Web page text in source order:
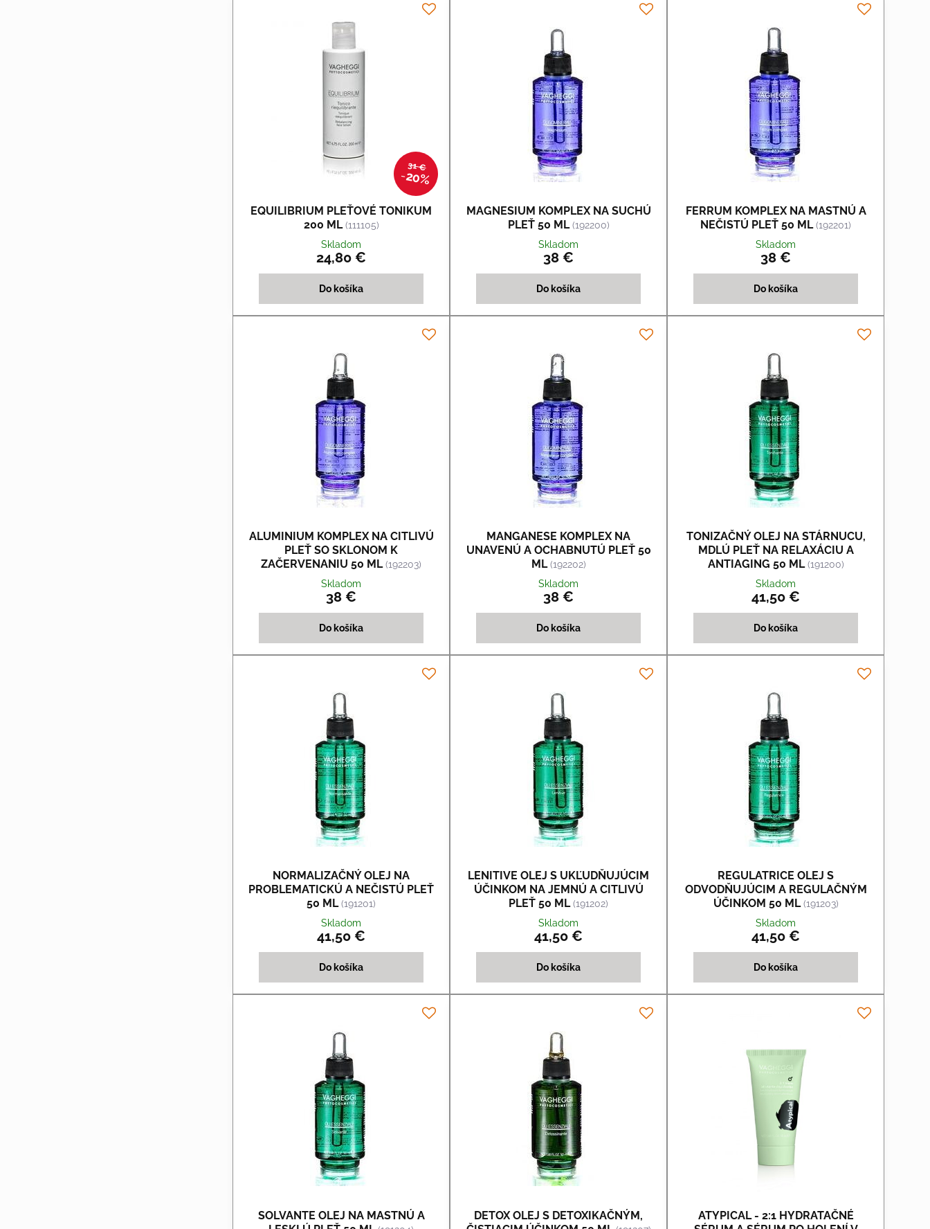
31 €
20%
EQUILIBRIUM PLEŤOVÉ TONIKUM
200 ML (111105)
Skladom
24,80 €
Do košíka
MAGNESIUM KOMPLEX NA SUCHÚ
PLEŤ 50 ML (192200)
Skladom
38 €
Do košíka
FERRUM KOMPLEX NA MASTNÚ A
NEČISTÚ PLEŤ 50 ML (192201)
Skladom
38 €
Do košíka
ALUMINIUM KOMPLEX NA CITLIVÚ
PLEŤ SO SKLONOM K
ZAČERVENANIU 50 ML (192203)
Skladom
38 €
Do košíka
MANGANESE KOMPLEX NA
UNAVENÚ A OCHABNUTÚ PLEŤ 50
ML (192202)
Skladom
38 €
Do košíka
TONIZAČNÝ OLEJ NA STÁRNUCU,
MDLÚ PLEŤ NA RELAXÁCIU A
ANTIAGING 50 ML (191200)
Skladom
41,50 €
Do košíka
NORMALIZAČNÝ OLEJ NA
PROBLEMATICKÚ A NEČISTÚ PLEŤ
50 ML (191201)
Skladom
41,50 €
Do košíka
LENITIVE OLEJ S UKĽUDŇUJÚCIM
ÚČINKOM NA JEMNÚ A CITLIVÚ
PLEŤ 50 ML (191202)
Skladom
41,50 €
Do košíka
REGULATRICE OLEJ S
ODVODŇUJÚCIM A REGULAČNÝM
ÚČINKOM 50 ML (191203)
Skladom
41,50 €
Do košíka
SOLVANTE OLEJ NA MASTNÚ A
DETOX OLEJ S DETOXIKAČNÝM,
ATYPICAL - 2:1 HYDRATAČNÉ